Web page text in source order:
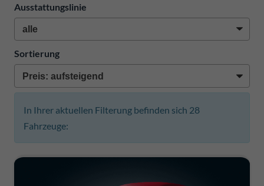
Ausstattungslinie
Sortierung
In Ihrer aktuellen Filterung befinden sich 28
Fahrzeuge: